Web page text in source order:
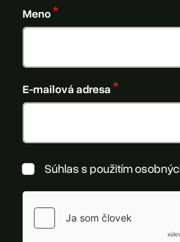
Meno
E-mailová adresa
Súhlas s použitím